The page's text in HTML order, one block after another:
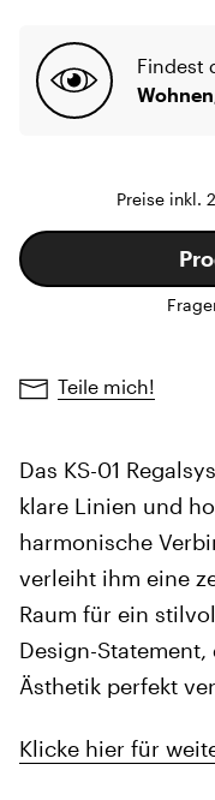
Findest
Preise inkl.
Teile mich!
Das KS-01
klare Linien und
harmonische
verleiht ihm eine
Raum für ein
Design-
Ästhetik perfekt
Klicke hier für